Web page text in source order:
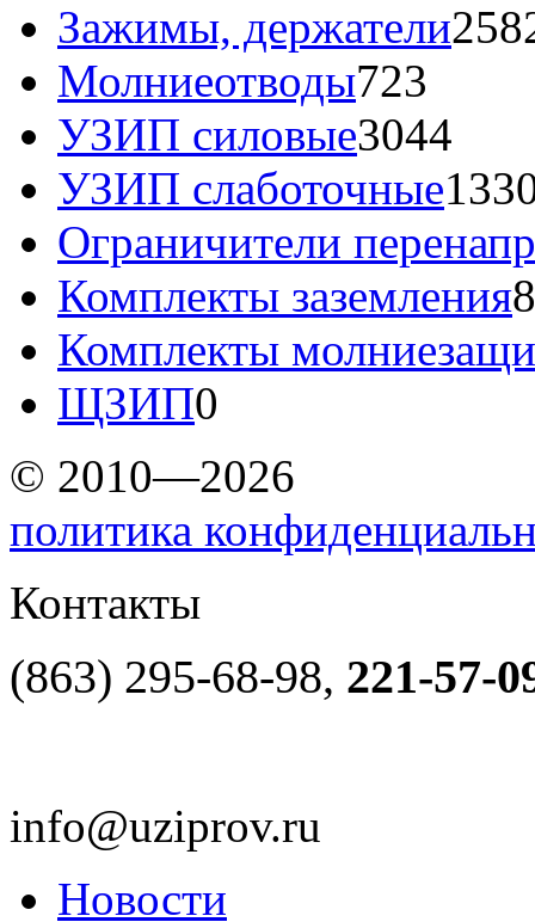
Зажимы, держатели
Молниеотводы723
УЗИП силовые3044
УЗИП слаботочные
Ограничители
Комплекты заземления8
Комплекты
ЩЗИП0
© 2010—2026
политика
Контакты
(863) 295-68-98, 221-57-
info@uziprov.ru
Новости